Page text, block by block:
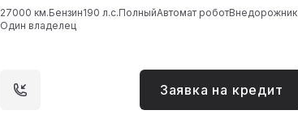
27000 км.Бензин190 л.с.ПолныйАвтомат роботВнедорожник
Один владелец
Заявка на кредит